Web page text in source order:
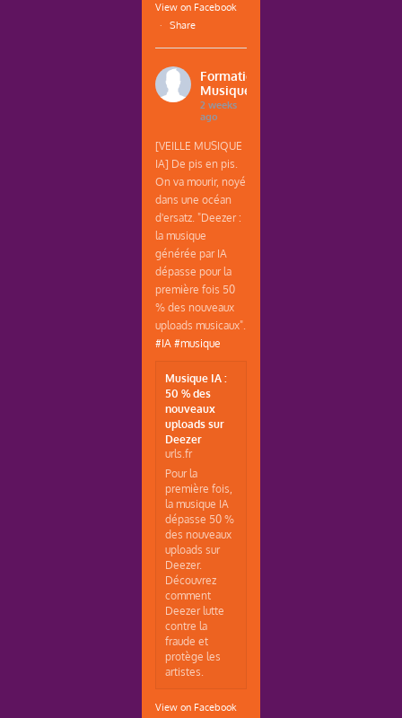
View on Facebook
·
Share
Formations
Musique
2 weeks
ago
[VEILLE MUSIQUE
IA] De pis en pis.
On va mourir, noyé
dans une océan
d'ersatz. "Deezer :
la musique
générée par IA
dépasse pour la
première fois 50
% des nouveaux
uploads musicaux".
#IA#musique
Musique IA :
50 % des
nouveaux
uploads sur
Deezer
urls.fr
Pour la
première fois,
la musique IA
dépasse 50 %
des nouveaux
uploads sur
Deezer.
Découvrez
comment
Deezer lutte
contre la
fraude et
protège les
artistes.
View on Facebook